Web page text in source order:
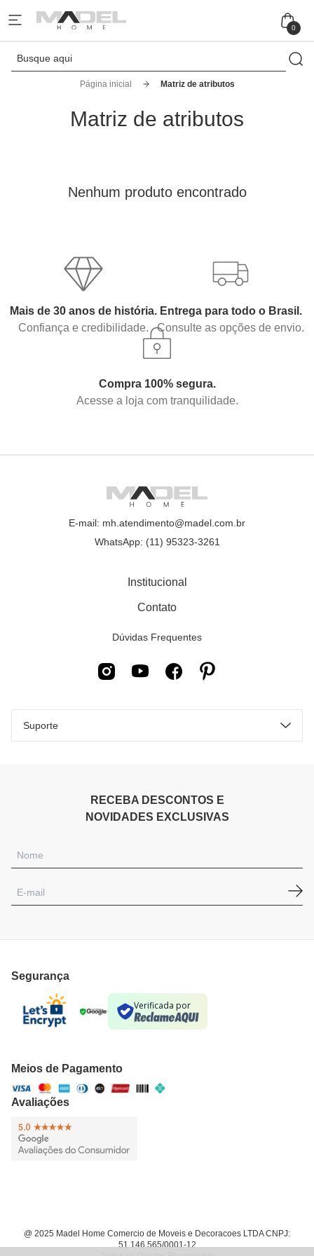
0
Página inicial Matriz de atributos
Matriz de atributos
Nenhum produto encontrado
Mais de 30 anos de história.
Confiança e credibilidade.
Entrega para todo o Brasil.
Consulte as opções de envio.
Compra 100% segura.
Acesse a loja com tranquilidade.
E-mail: mh.atendimento@madel.com.br
WhatsApp: (11) 95323-3261
Institucional
Contato
Dúvidas Frequentes
Suporte
RECEBA DESCONTOS E
NOVIDADES EXCLUSIVAS
Segurança
Verificada por
Meios de Pagamento
Avaliações
@ 2025 Madel Home Comercio de Moveis e Decoracoes LTDA CNPJ:
51.146.565/0001-12